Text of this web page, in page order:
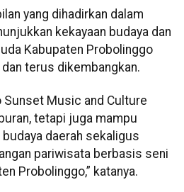
yang dihadirkan dalam
kekayaan budaya dan
Kabupaten Probolinggo
terus dikembangkan.
Sunset Music and Culture
tetapi juga mampu
daerah sekaligus
pariwisata berbasis seni
Probolinggo,” katanya.